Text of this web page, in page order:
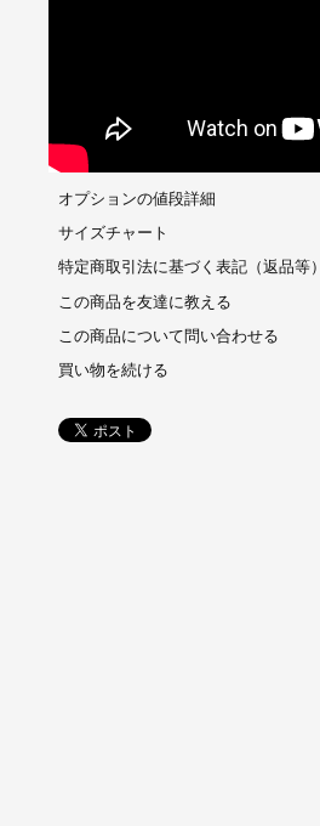
オプションの値段詳細
サイズチャート
特定商取引法に基づく表記（返品等）
この商品を友達に教える
この商品について問い合わせる
買い物を続ける